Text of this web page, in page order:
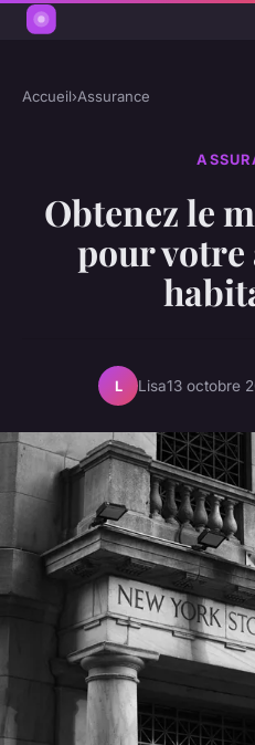
Accueil›Assurance
Obtenez le
pour votre
L Lisa13 octobre